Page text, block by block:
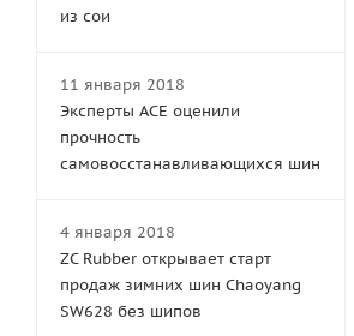
из сои
11 января 2018
Эксперты АСЕ оценили
прочность
самовосстанавливающихся шин
4 января 2018
ZC Rubber открывает старт
продаж зимних шин Chaoyang
SW628 без шипов